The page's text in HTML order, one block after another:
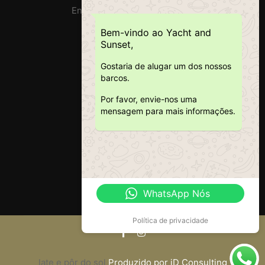
Endereço: Doca Do Alcântara
RNAT : 1020/2019
Iate e pôr do sol Produzido por iD Consulting
Bem-vindo ao Yacht and
Sunset,
Gostaria de alugar um dos nossos
barcos.
Por favor, envie-nos uma
mensagem para mais informações.
WhatsApp Nós
Política de privacidade